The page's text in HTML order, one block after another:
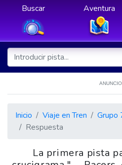
Buscar Aventura
ANUNCIO
Inicio Viaje en Tren Grupo
Respuesta
La primera pista